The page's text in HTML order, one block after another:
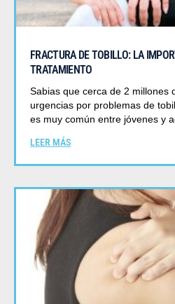
FRACTURA DE TOBILLO: LA
TRATAMIENTO
Sabias que cerca de 2 millones
urgencias por problemas de
es muy común entre jóvenes y
LEER MÁS